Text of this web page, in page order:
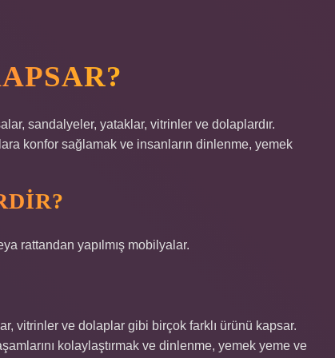
sandalyeler, yataklar, vitrinler ve dolaplardır.
konfor sağlamak ve insanların dinlenme, yemek
rattandan yapılmış mobilyalar.
vitrinler ve dolaplar gibi birçok farklı ürünü kapsar.
kolaylaştırmak ve dinlenme, yemek yeme ve